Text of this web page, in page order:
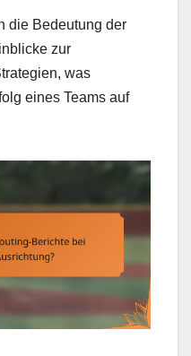
die Bedeutung der
zur
was
eines Teams auf